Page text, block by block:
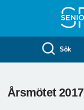
Sök
Årsmötet 2017